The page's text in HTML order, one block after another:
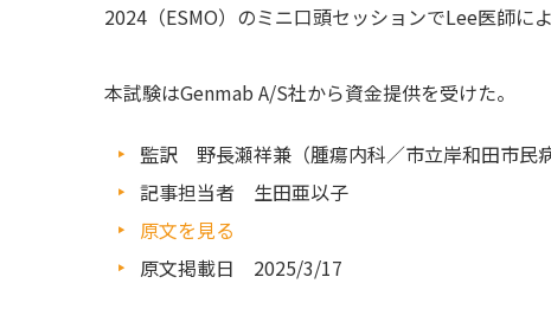
2024（ESMO）のミニ口頭セッションでLee医師に
本試験はGenmab A/S社から資金提供を受けた。
監訳 野長瀬祥兼（腫瘍内科／市立岸和田市民病
記事担当者 生田亜以子
原文を見る
原文掲載日 2025/3/17